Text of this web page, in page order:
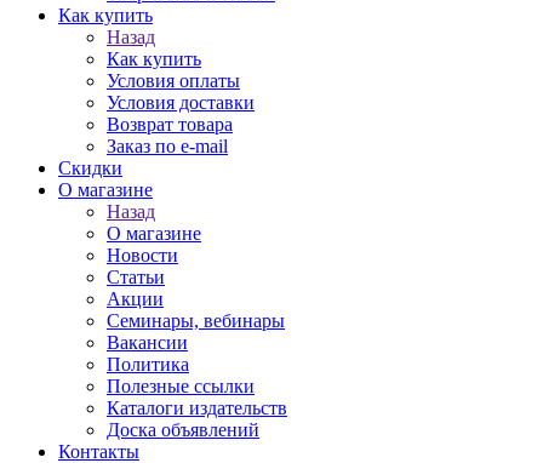
Как купить
Назад
Как купить
Условия оплаты
Условия доставки
Возврат товара
Заказ по e-mail
Скидки
О магазине
Назад
О магазине
Новости
Статьи
Акции
Семинары, вебинары
Вакансии
Политика
Полезные ссылки
Каталоги издательств
Доска объявлений
Контакты